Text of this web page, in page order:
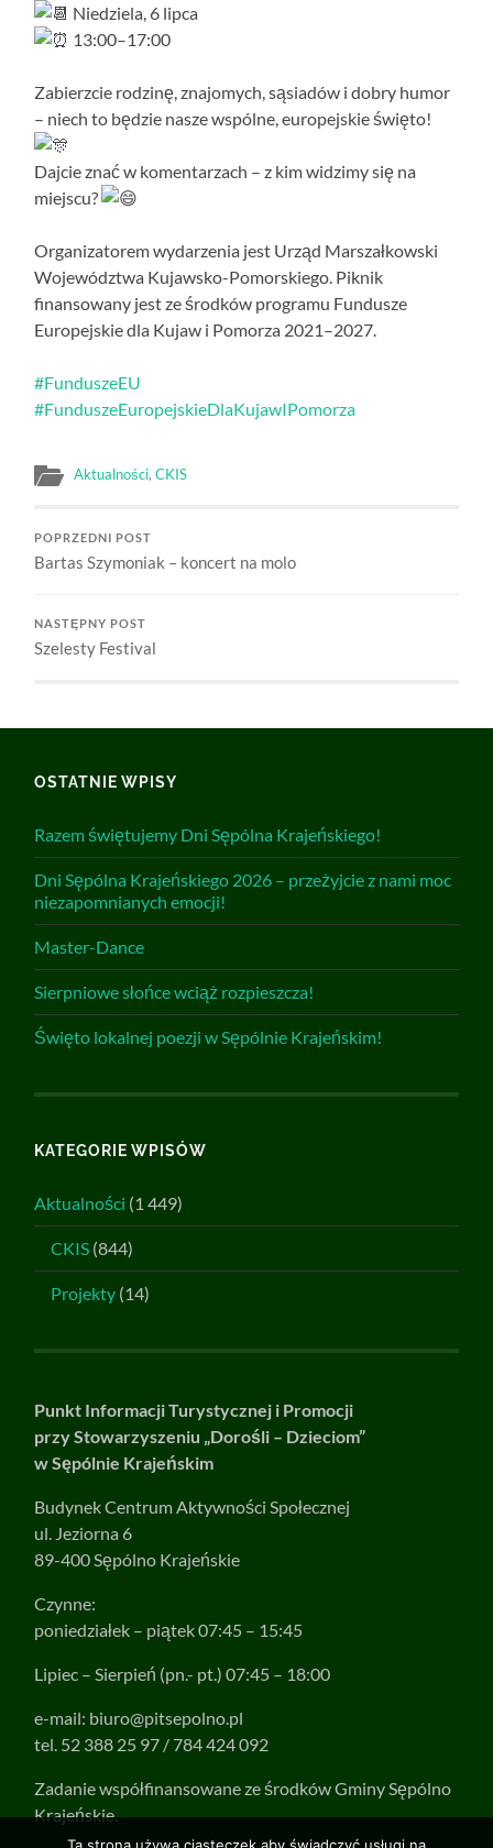
Niedziela, 6 lipca
13:00–17:00
Zabierzcie rodzinę, znajomych, sąsiadów i dobry humor
– niech to będzie nasze wspólne, europejskie święto!
Dajcie znać w komentarzach – z kim widzimy się na
miejscu?
Organizatorem wydarzenia jest Urząd Marszałkowski
Województwa Kujawsko-Pomorskiego. Piknik
finansowany jest ze środków programu Fundusze
Europejskie dla Kujaw i Pomorza 2021–2027.
#FunduszeEU
#FunduszeEuropejskieDlaKujawIPomorza
Aktualności,CKIS
POPRZEDNI POST
Bartas Szymoniak – koncert na molo
NASTĘPNY POST
Szelesty Festival
OSTATNIE WPISY
Razem świętujemy Dni Sępólna Krajeńskiego!
Dni Sępólna Krajeńskiego 2026 – przeżyjcie z nami moc
niezapomnianych emocji!
Master-Dance
Sierpniowe słońce wciąż rozpieszcza!
Święto lokalnej poezji w Sępólnie Krajeńskim!
KATEGORIE WPISÓW
Aktualności (1 449)
CKIS (844)
Projekty (14)
Punkt Informacji Turystycznej i Promocji
przy Stowarzyszeniu „Dorośli – Dzieciom”
w Sępólnie Krajeńskim
Budynek Centrum Aktywności Społecznej
ul. Jeziorna 6
89-400 Sępólno Krajeńskie
Czynne:
poniedziałek – piątek 07:45 – 15:45
Lipiec – Sierpień (pn.- pt.) 07:45 – 18:00
e-mail: biuro@pitsepolno.pl
tel. 52 388 25 97 / 784 424 092
Zadanie współfinansowane ze środków Gminy Sępólno
Krajeńskie.